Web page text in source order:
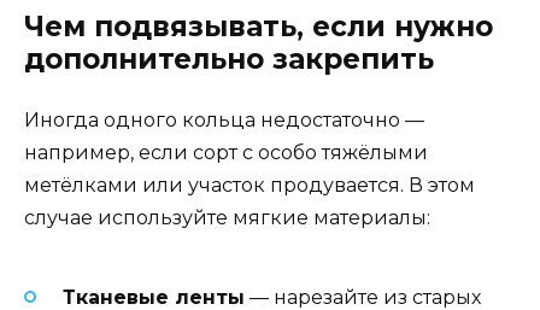
Чем подвязывать, если нужно
дополнительно закрепить
Иногда одного кольца недостаточно —
например, если сорт с особо тяжёлыми
метёлками или участок продувается. В этом
случае используйте мягкие материалы:
Тканевые ленты — нарезайте из старых